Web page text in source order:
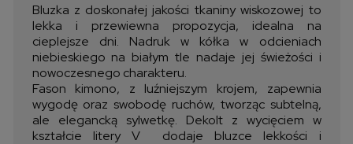
Bluzka z doskonałej jakości tkaniny wiskozowej to
lekka i przewiewna propozycja, idealna na
cieplejsze dni. Nadruk w kółka w odcieniach
niebieskiego na białym tle nadaje jej świeżości i
nowoczesnego charakteru.
Fason kimono, z luźniejszym krojem, zapewnia
wygodę oraz swobodę ruchów, tworząc subtelną,
ale elegancką sylwetkę. Dekolt z wycięciem w
kształcie litery V dodaje bluzce lekkości i